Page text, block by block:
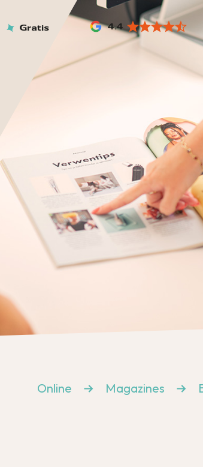
Gratis 4.4
Online Magazines